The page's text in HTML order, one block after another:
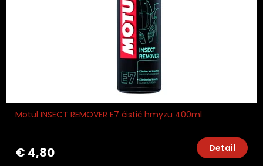
Motul INSECT REMOVER E7 čistič hmyzu 400ml
€ 4,80 Detail